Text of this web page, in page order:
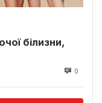
білизни,
0